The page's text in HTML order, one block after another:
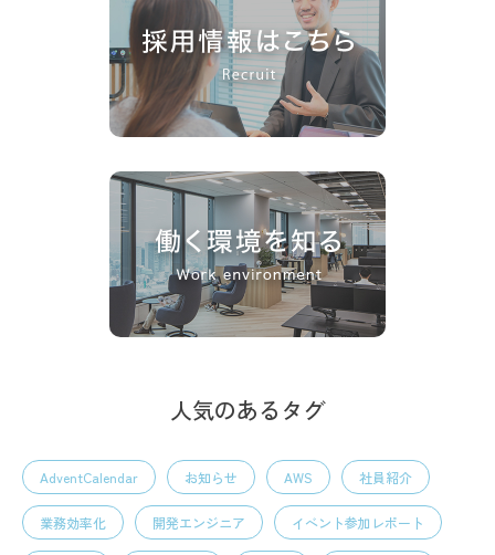
人気のあるタグ
AdventCalendar お知らせ AWS 社員紹介
業務効率化 開発エンジニア イベント参加レポート